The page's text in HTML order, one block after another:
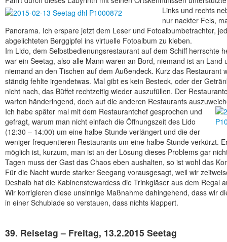
Links und rechts
nur nackter Fels,
Panorama. Ich erspare jetzt dem Leser und Fotoalbumbetrachter,
abgelichteten Berggipfel ins virtuelle Fotoalbum zu kleben.
Im Lido, dem Selbstbedienungsrestaurant auf dem Schiff herrschte
war ein Seetag, also alle Mann waren an Bord, niemand ist an
niemand an den Tischen auf dem Außendeck. Kurz das Restaurant
ständig fehlte irgendetwas. Mal gibt es kein Besteck, oder der
nicht nach, das Büffet rechtzeitig wieder auszufüllen. Der
warten händeringend, doch auf die anderen Restaurants
Ich habe später mal mit dem Restaurantchef gesprochen und
gefragt, warum man nicht einfach die Öffnungszeit des Lido
(12:30 – 14:00) um eine halbe Stunde verlängert und die der
weniger frequentieren Restaurants um eine halbe Stunde verkürzt.
möglich ist, kurzum, man ist an der Lösung dieses Problems gar
Tagen muss der Gast das Chaos eben aushalten, so ist wohl das
Für die Nacht wurde starker Seegang vorausgesagt, weil wir
Deshalb hat die Kabinenstewardess die Trinkgläser aus dem Regal
Wir korrigieren diese unsinnige Maßnahme dahingehend, dass wir
in einer Schublade so verstauen, dass nichts klappert.
39. Reisetag – Freitag, 13.2.2015 Seetag